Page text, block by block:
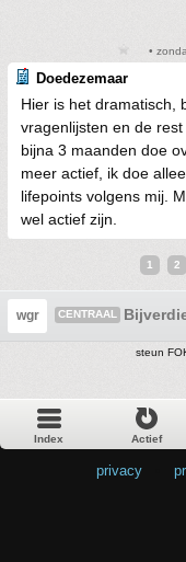
•
Doedezemaar
Hier is het dramatisch,
vragenlijsten en de
bijna 3 maanden doe
meer actief, ik doe
lifepoints volgens mij.
wel actief zijn.
1 2
wgr CENTRAAL
steun
Index Actief
privacy